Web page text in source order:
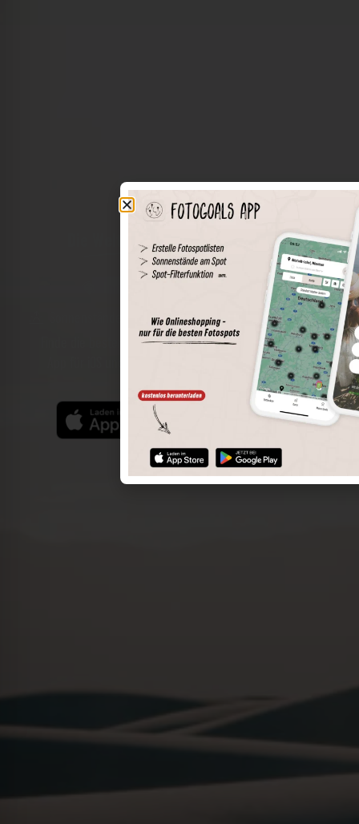
Die Welt der Orte in deiner Tasche
Spots speichern
Sonnenstände am Spot
Spotdetails
Filterfunktion
Finde die besten Fotospots noch einfacher mit unserer
App für iOS und Android und genieße einen größeren